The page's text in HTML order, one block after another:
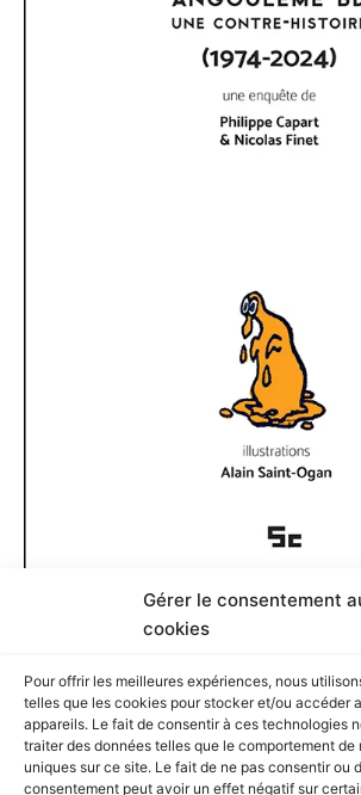
Gérer le consentement
cookies
Pour offrir les meilleures expériences, nous
telles que les cookies pour stocker et/ou accéder
appareils. Le fait de consentir à ces technologies
traiter des données telles que le comportement de
uniques sur ce site. Le fait de ne pas consentir ou
consentement peut avoir un effet négatif sur
Documents disponibles
D
o
c
u
m
Rechercher